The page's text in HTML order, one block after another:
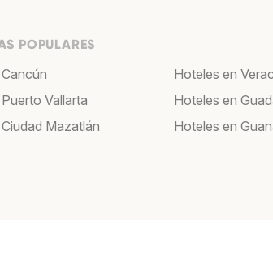
POPULARES
Vallarta
Mazatlán
Hoteles en
Hoteles en
Hoteles en